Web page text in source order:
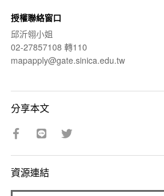
授權聯絡窗口
邱沂翎小姐
02-27857108 轉110
mapapply@gate.sinica.edu.tw
分享本文
資源連結